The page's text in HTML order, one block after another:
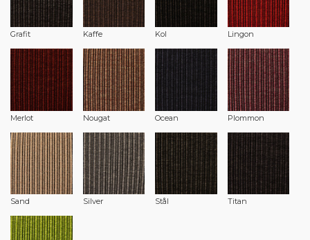
Grafit Kaffe Kol Lingon
Merlot Nougat Ocean Plommon
Sand Silver Stål Titan